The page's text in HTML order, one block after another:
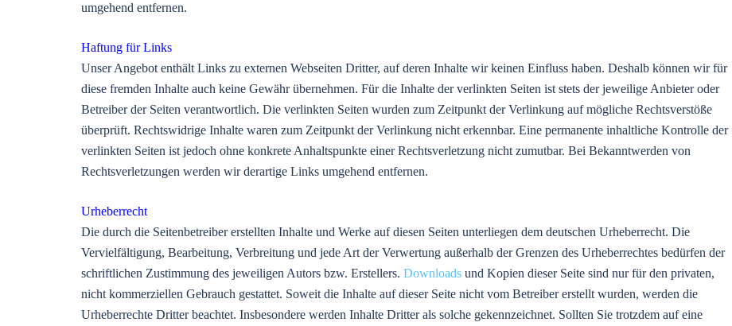
umgehend entfernen.
Haftung für Links
Unser Angebot enthält Links zu externen Webseiten Dritter, auf deren Inhalte wir keinen Einfluss haben. Deshalb können wir für
diese fremden Inhalte auch keine Gewähr übernehmen. Für die Inhalte der verlinkten Seiten ist stets der jeweilige Anbieter oder
Betreiber der Seiten verantwortlich. Die verlinkten Seiten wurden zum Zeitpunkt der Verlinkung auf mögliche Rechtsverstöße
überprüft. Rechtswidrige Inhalte waren zum Zeitpunkt der Verlinkung nicht erkennbar. Eine permanente inhaltliche Kontrolle der
verlinkten Seiten ist jedoch ohne konkrete Anhaltspunkte einer Rechtsverletzung nicht zumutbar. Bei Bekanntwerden von
Rechtsverletzungen werden wir derartige Links umgehend entfernen.
Urheberrecht
Die durch die Seitenbetreiber erstellten Inhalte und Werke auf diesen Seiten unterliegen dem deutschen Urheberrecht. Die
Vervielfältigung, Bearbeitung, Verbreitung und jede Art der Verwertung außerhalb der Grenzen des Urheberrechtes bedürfen der
schriftlichen Zustimmung des jeweiligen Autors bzw. Erstellers. Downloads und Kopien dieser Seite sind nur für den privaten,
nicht kommerziellen Gebrauch gestattet. Soweit die Inhalte auf dieser Seite nicht vom Betreiber erstellt wurden, werden die
Urheberrechte Dritter beachtet. Insbesondere werden Inhalte Dritter als solche gekennzeichnet. Sollten Sie trotzdem auf eine